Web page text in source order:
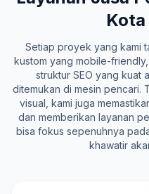
Setiap proyek yang kami
kustom yang mobile-
struktur SEO yang kuat
ditemukan di mesin pencari.
visual, kami juga
dan memberikan layanan
bisa fokus sepenuhnya
khawatir